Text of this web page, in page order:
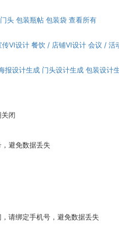
头 包装瓶帖 包装袋 查看所有
VI设计 餐饮 / 店铺VI设计 会议 / 活
报设计生成 门头设计生成 包装设计
闭
避免数据丢失
请绑定手机号，避免数据丢失